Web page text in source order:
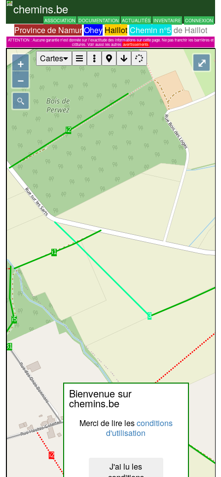
chemins.be
ASSOCIATION DOCUMENTATION ACTUALITÉS INVENTAIRE CONNEXION
Province de NamurOhey Haillot Chemin n°5 de Haillot
ATTENTION : Aucune garantie n'est donnée sur l'exactitude des informations sur cette page. Ne pas franchir les barrières et
clôtures. Voir aussi les autres avertissements
Bienvenue sur
chemins.be
Merci de lire lesconditions
d'utilisation
J'ai lu les
+
−
⤢
Cartes